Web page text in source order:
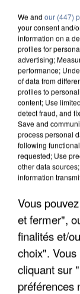
APRÈS
DE FAUNE
We and our (447)
your consent and/
information on a
profiles for
advertising;
performance;
of data from
profiles to
content; Use
detect fraud, and
Save and
process personal
following
requested; Use
other data
information
Vous
et fermer",
finalités et/
choix".
cliquant sur
préférences